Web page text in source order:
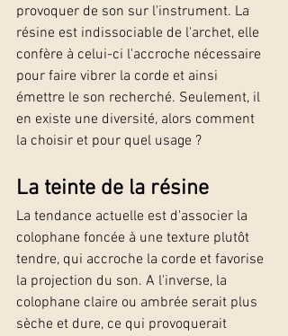
provoquer de son sur l'instrument. La
résine est indissociable de l'archet, elle
confère à celui-ci l'accroche nécessaire
pour faire vibrer la corde et ainsi
émettre le son recherché. Seulement, il
en existe une diversité, alors comment
la choisir et pour quel usage ?
La teinte de la résine
La tendance actuelle est d'associer la
colophane foncée à une texture plutôt
tendre, qui accroche la corde et favorise
la projection du son. A l'inverse, la
colophane claire ou ambrée serait plus
sèche et dure, ce qui provoquerait